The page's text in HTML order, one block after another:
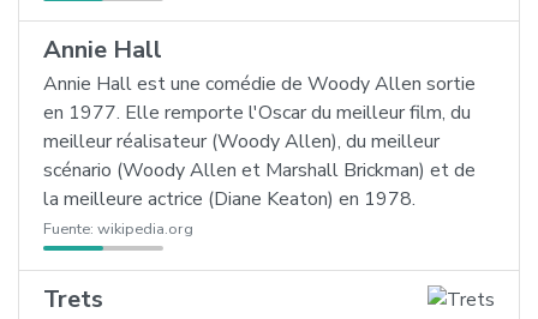
Annie Hall
Annie Hall est une comédie de Woody Allen sortie
en 1977. Elle remporte l'Oscar du meilleur film, du
meilleur réalisateur (Woody Allen), du meilleur
scénario (Woody Allen et Marshall Brickman) et de
la meilleure actrice (Diane Keaton) en 1978.
Fuente: wikipedia.org
Trets